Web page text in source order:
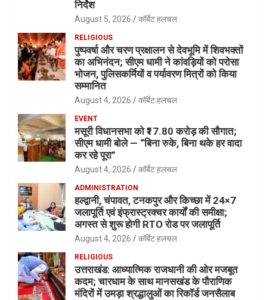
निर्देश
August 5, 2026 कॉर्बेट हलचल
RELIGIOUS
पुष्पवर्षा और चरण प्रक्षालन से देवभूमि में शिवभक्तों
का अभिनंदन; सीएम धामी ने कांवड़ियों को परोसा
भोजन, पुलिसकर्मियों व पर्यावरण मित्रों को किया
सम्मानित
August 4, 2026 कॉर्बेट हलचल
EVENT
मसूरी विधानसभा को ₹17.80 करोड़ की सौगात;
सीएम धामी बोले — “बिना रुके, बिना थके हर वादा
कर रहे पूरा”
August 4, 2026 कॉर्बेट हलचल
ADMINISTRATION
हल्द्वानी, चंपावत, टनकपुर और किच्छा में 24×7
जलापूर्ति एवं इंफ्रास्ट्रक्चर कार्यों की समीक्षा;
अगस्त से शुरू होगी RTO रोड पर जलापूर्ति
August 4, 2026 कॉर्बेट हलचल
RELIGIOUS
उत्तराखंड: आध्यात्मिक राजधानी की ओर मजबूत
कदम; चारधाम के साथ मानसखंड के पौराणिक
मंदिरों में उमड़ा श्रद्धालुओं का रिकॉर्ड जनसैलाब